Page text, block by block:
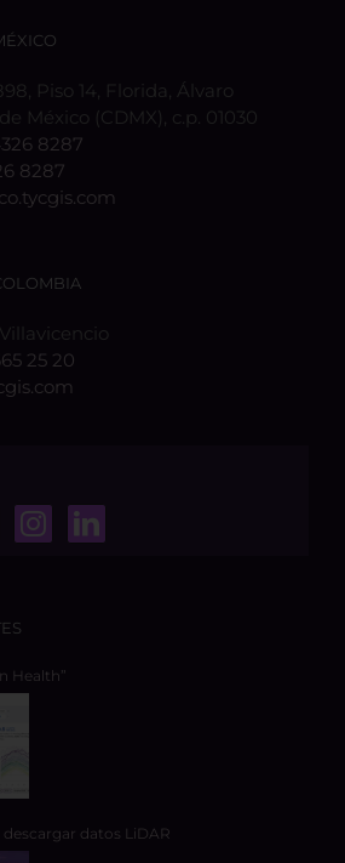
Piso 14, Florida, Álvaro
México (CDMX), c.p. 01030
8287
8287
25 20
Health”
datos LiDAR